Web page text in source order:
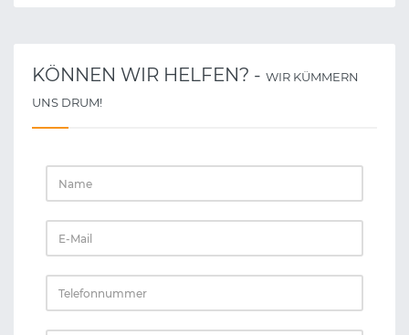
KÖNNEN WIR HELFEN? - WIR KÜMMERN
UNS DRUM!